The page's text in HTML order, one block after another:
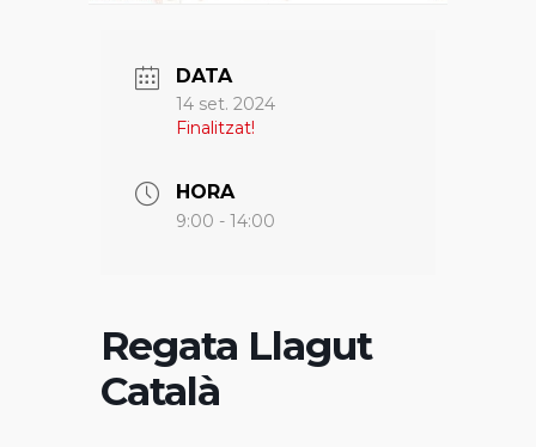
DATA
14 set. 2024
Finalitzat!
HORA
9:00 - 14:00
Regata Llagut
Català